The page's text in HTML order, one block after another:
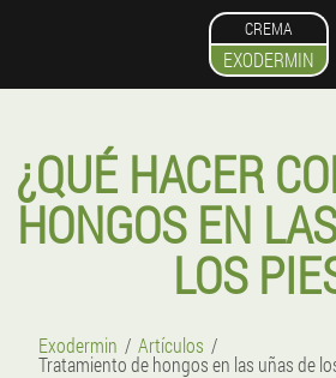
CREMA
EXODERMIN
¿QUÉ HACER
HONGOS EN
LOS
Exodermin Artículos
Tratamiento de hongos en las uñas de